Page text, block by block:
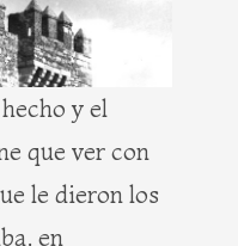
y el
que ver con
le dieron los
en